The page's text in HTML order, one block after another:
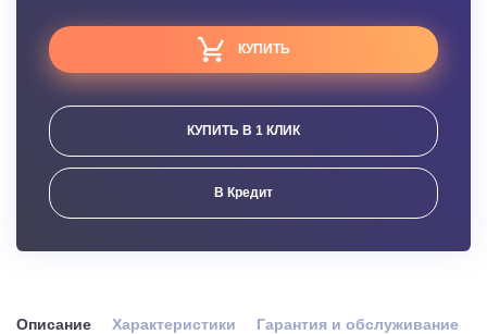
КУПИТЬ
КУПИТЬ В 1 КЛИК
В Кредит
Описание Характеристики Гарантия и обслуживание